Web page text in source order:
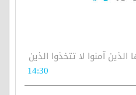
40 - يا أيها الذين آمنوا لا تتخذوا الذين
14:30